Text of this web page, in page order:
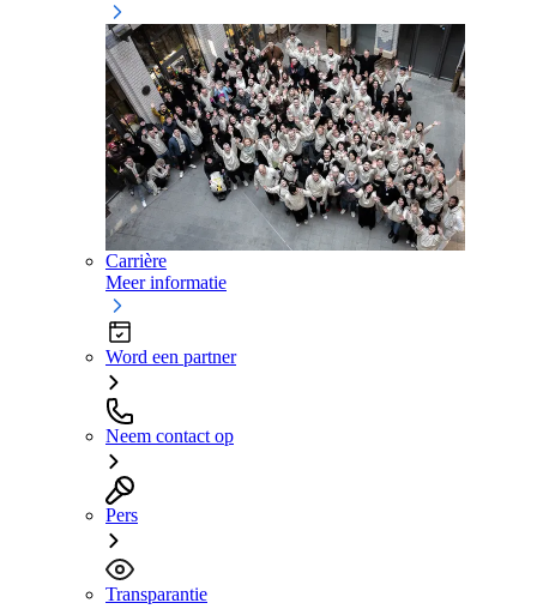
Carrière
Meer informatie
Word een partner
Neem contact op
Pers
Transparantie